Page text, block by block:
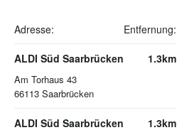
Adresse: Entfernung:
ALDI Süd Saarbrücken
Am Torhaus 43
66113 Saarbrücken
1.3km
ALDI Süd Saarbrücken 1.3km